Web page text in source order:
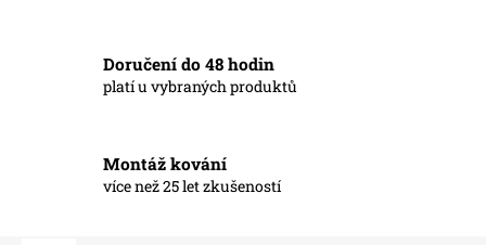
Doručení do 48 hodin
platí u vybraných produktů
Montáž kování
více než 25 let zkušeností